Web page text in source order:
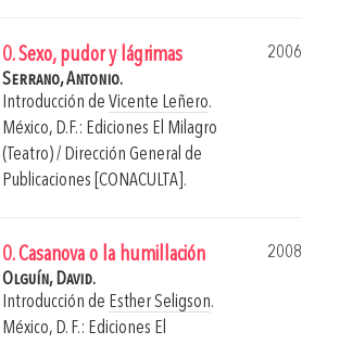
0. Sexo, pudor y lágrimas
2006
Serrano, Antonio.
Introducción de Vicente Leñero.
México, D.F.: Ediciones El Milagro
(Teatro) / Dirección General de
Publicaciones [CONACULTA].
0. Casanova o la humillación
2008
Olguín, David.
Introducción de Esther Seligson.
México, D. F.: Ediciones El